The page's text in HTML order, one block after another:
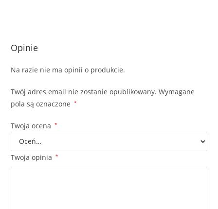
Opinie
Na razie nie ma opinii o produkcie.
Twój adres email nie zostanie opublikowany. Wymagane
pola są oznaczone
*
Twoja ocena *
Twoja opinia *